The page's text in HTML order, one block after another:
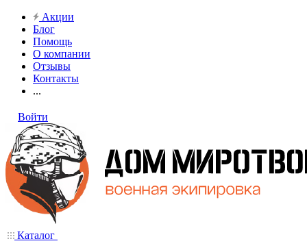
Акции
Блог
Помощь
О компании
Отзывы
Контакты
...
Войти
Каталог